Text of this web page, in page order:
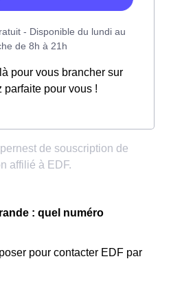
pour vous brancher sur
parfaite pour vous !
: quel numéro
pour contacter EDF par